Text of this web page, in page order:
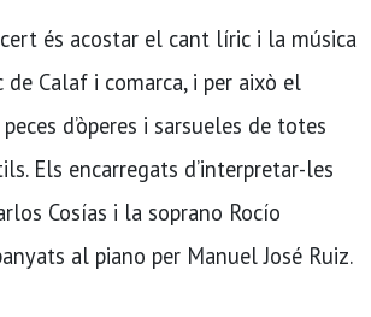
és acostar el cant líric i la música
de Calaf i comarca, i per això el
d’òperes i sarsueles de totes
Els encarregats d’interpretar-les
Cosías i la soprano Rocío
al piano per Manuel José Ruiz.